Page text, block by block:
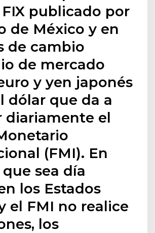
publicado por
de México y en
de cambio
de mercado
y yen japonés
dólar que da a
diariamente el
(FMI). En
sea día
los Estados
el FMI no realice
los